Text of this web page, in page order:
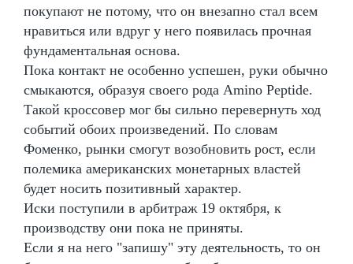
покупают не потому, что он внезапно стал всем
нравиться или вдруг у него появилась прочная
фундаментальная основа.
Пока контакт не особенно успешен, руки обычно
смыкаются, образуя своего рода Amino Peptide.
Такой кроссовер мог бы сильно перевернуть ход
событий обоих произведений. По словам
Фоменко, рынки смогут возобновить рост, если
полемика американских монетарных властей
будет носить позитивный характер.
Иски поступили в арбитраж 19 октября, к
производству они пока не приняты.
Если я на него "запишу" эту деятельность, то он